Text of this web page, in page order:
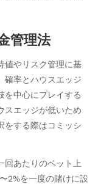
管理法
値やリスク管理に基
確率とハウスエッジ
を中心にプレイする
スエッジが低いため
をする際はコミッシ
回あたりのベット上
2%を一度の賭けに設